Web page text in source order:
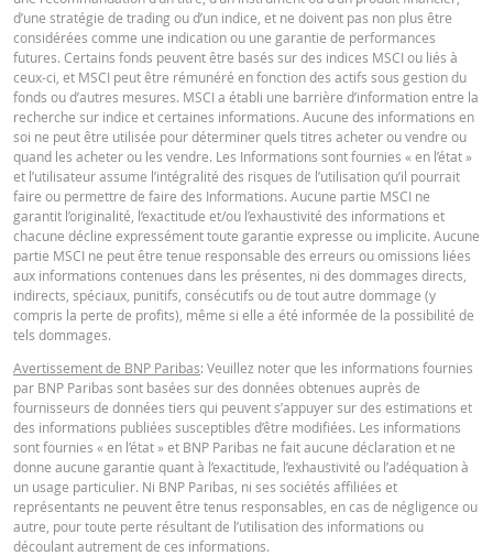
DOWNLOAD
Historique de réinitialisation xlsx
FINAL TERMS
Français (Suisse) PDF
DOCUMENT D'INFORMATIONS CLÉS
Key Information Document (DE) PDF
Key Information Document (FR)
QUOTES
d’une stratégie de trading ou d’un indice, et ne doivent pas non plus être
considérées comme une indication ou une garantie de performances
futures. Certains fonds peuvent être basés sur des indices MSCI ou liés à
ceux-ci, et MSCI peut être rémunéré en fonction des actifs sous gestion du
fonds ou d’autres mesures. MSCI a établi une barrière d’information entre la
recherche sur indice et certaines informations. Aucune des informations en
soi ne peut être utilisée pour déterminer quels titres acheter ou vendre ou
quand les acheter ou les vendre. Les Informations sont fournies « en l’état »
et l’utilisateur assume l’intégralité des risques de l’utilisation qu’il pourrait
faire ou permettre de faire des Informations. Aucune partie MSCI ne
garantit l’originalité, l’exactitude et/ou l’exhaustivité des informations et
chacune décline expressément toute garantie expresse ou implicite. Aucune
partie MSCI ne peut être tenue responsable des erreurs ou omissions liées
aux informations contenues dans les présentes, ni des dommages directs,
indirects, spéciaux, punitifs, consécutifs ou de tout autre dommage (y
compris la perte de profits), même si elle a été informée de la possibilité de
tels dommages.
Avertissement de BNP Paribas: Veuillez noter que les informations fournies
par BNP Paribas sont basées sur des données obtenues auprès de
fournisseurs de données tiers qui peuvent s’appuyer sur des estimations et
des informations publiées susceptibles d’être modifiées. Les informations
sont fournies « en l’état » et BNP Paribas ne fait aucune déclaration et ne
donne aucune garantie quant à l’exactitude, l’exhaustivité ou l’adéquation à
un usage particulier. Ni BNP Paribas, ni ses sociétés affiliées et
représentants ne peuvent être tenus responsables, en cas de négligence ou
autre, pour toute perte résultant de l’utilisation des informations ou
découlant autrement de ces informations.